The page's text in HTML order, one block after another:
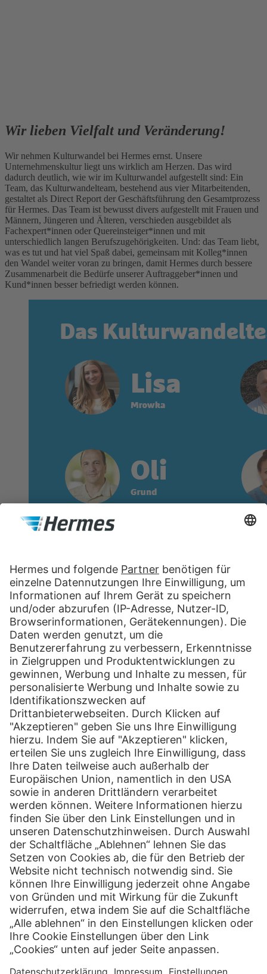
Wir lieben Vielfalt und Veränderung!
Wir nehmen Kulturwandel bei Hermes ernst. Unsere
Unternehmenskultur liegt uns wirklich am Herzen. Das wird
dadurch deutlich, wie wir im Kulturwandel aufgestellt sind: Ein
Team, das Kulturwandelteam, bestehend aus vier Mitarbeitenden,
gestaltet als Direct Report der Geschäftsführung den Gesamtprozess
für Hermes. Das Team ist bewusst divers aufgestellt mit Frauen und
Männern, Jüngeren und Älteren, verschieden ausgebildet als
Fachexpert*innen oder Quereinsteiger*innen und mit
unterschiedlich langen Berufszugehörigkeiten. Und: das Team liebt,
was es tut und hat viel Spaß dabei, gemeinsam mit Kolleg*innen
den Wandel weiter voran zu bringen, damit Hermes durch bessere
Zusammenarbeit die Bedürfe unserer Auftraggeber*innen und
Kund*innen besser befriedigt werden können.
XING LinkedIn kununuYouTube Instagram
Folge uns im Social Web
XING LinkedIn kununu
YouTubeInstagram
Drucken
Tools & Services
Sendungsverfolgung
PaketShop finden
myHermes Business-Portal
Hermes PORT
Über uns
Hermes Gruppe
Jobs & Karriere
Newsroom
Kontakt
Presse Kontakt
Privatkunden Kontakt
Geschäftskunden Kontakt
Lieferanten Kontakt
Unternehmer werden
PaketShop-Partner werden
Länderversion